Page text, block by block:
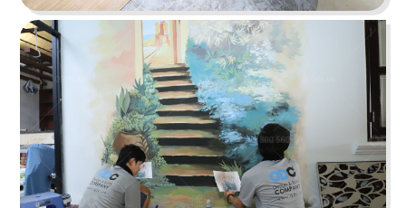
CHEESE COFFEE
Thiết kế mang phong cách của một mùa hè xinh
đẹp và rực rỡ với các chi tiết tone màu vàng
sáng tươi tắn cùng các hình ảnh sống động
Chi tiết